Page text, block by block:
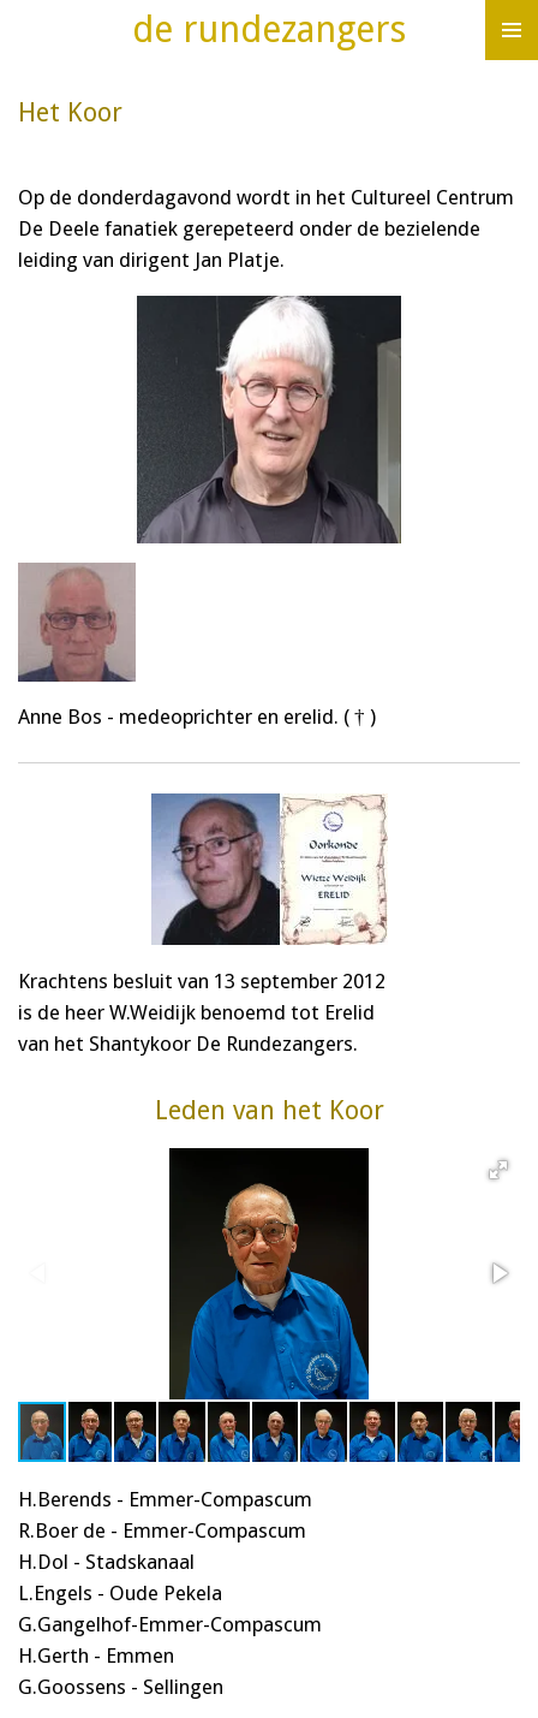
de
de rundezangers
Het Koor
Op de donderdagavond wordt in het Cultureel Centrum
De Deele fanatiek gerepeteerd onder de bezielende
leiding van dirigent Jan Platje.
Anne Bos - medeoprichter en erelid. ( † )
Krachtens besluit van 13 september 2012
is de heer W.Weidijk benoemd tot Erelid
van het Shantykoor De Rundezangers.
Leden van het Koor
H.Berends - Emmer-Compascum
R.Boer de - Emmer-Compascum
H.Dol - Stadskanaal
L.Engels - Oude Pekela
G.Gangelhof-Emmer-Compascum
H.Gerth - Emmen
G.Goossens - Sellingen